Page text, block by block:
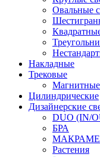
Овальные
Накладные
Трековые
Цилиндрические
Дизайнерские
DUO (IN/
БРА
МАКРАМЕ
Растения